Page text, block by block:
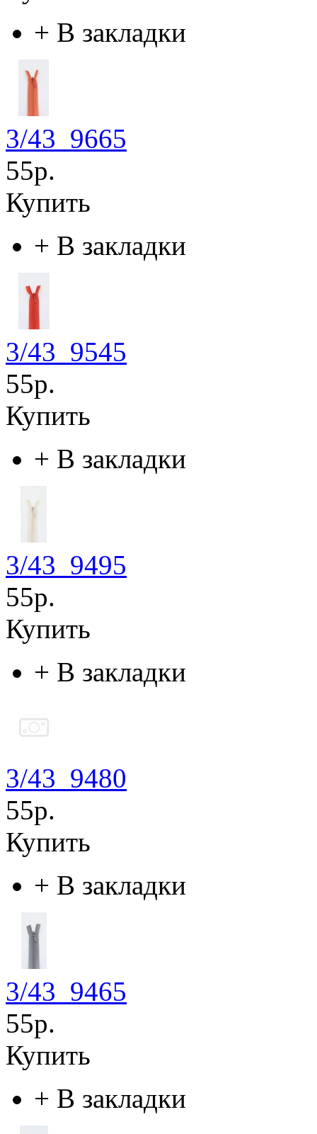
+ В закладки
3/43_9665
55р.
Купить
+ В закладки
3/43_9545
55р.
Купить
+ В закладки
3/43_9495
55р.
Купить
+ В закладки
3/43_9480
55р.
Купить
+ В закладки
3/43_9465
55р.
Купить
+ В закладки